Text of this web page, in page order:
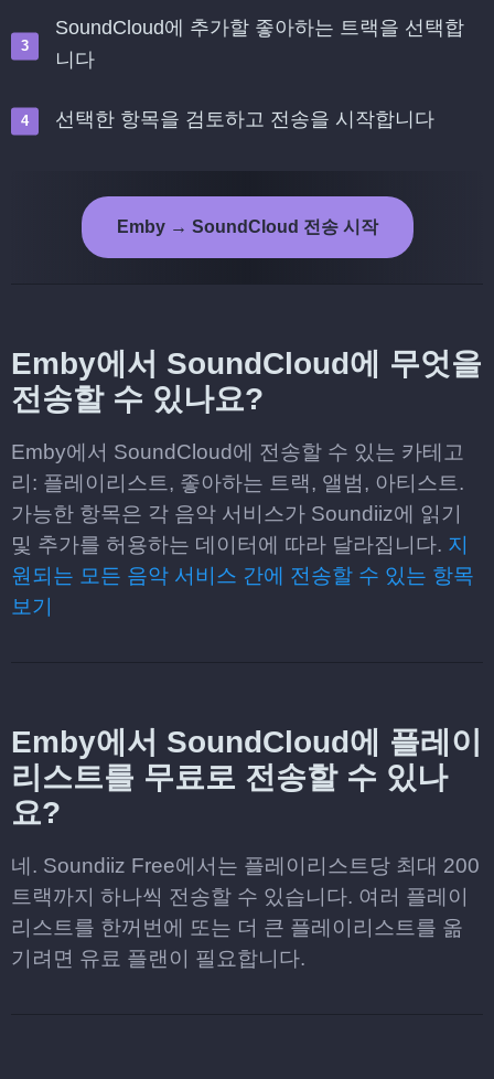
SoundCloud에 추가할 좋아하는 트랙을 선택합
니다
선택한 항목을 검토하고 전송을 시작합니다
Emby → SoundCloud 전송 시작
Emby에서 SoundCloud에 무엇을
전송할 수 있나요?
Emby에서 SoundCloud에 전송할 수 있는 카테고
리: 플레이리스트, 좋아하는 트랙, 앨범, 아티스트.
가능한 항목은 각 음악 서비스가 Soundiiz에 읽기
및 추가를 허용하는 데이터에 따라 달라집니다. 지
원되는 모든 음악 서비스 간에 전송할 수 있는 항목
보기
Emby에서 SoundCloud에 플레이
리스트를 무료로 전송할 수 있나
요?
네. Soundiiz Free에서는 플레이리스트당 최대 200
트랙까지 하나씩 전송할 수 있습니다. 여러 플레이
리스트를 한꺼번에 또는 더 큰 플레이리스트를 옮
기려면 유료 플랜이 필요합니다.